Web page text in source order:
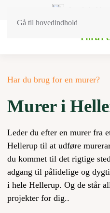
Gå til hovedindhold
Har du brug for en murer?
Murer i
Leder du efter en murer fra
Hellerup til at udføre
du kommet til det rigtige
adgang til pålidelige og
i hele Hellerup. Og de står
projekter for dig..